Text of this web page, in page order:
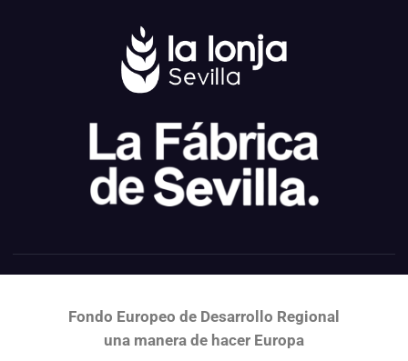
Fondo Europeo de Desarrollo Regional
una manera de hacer Europa